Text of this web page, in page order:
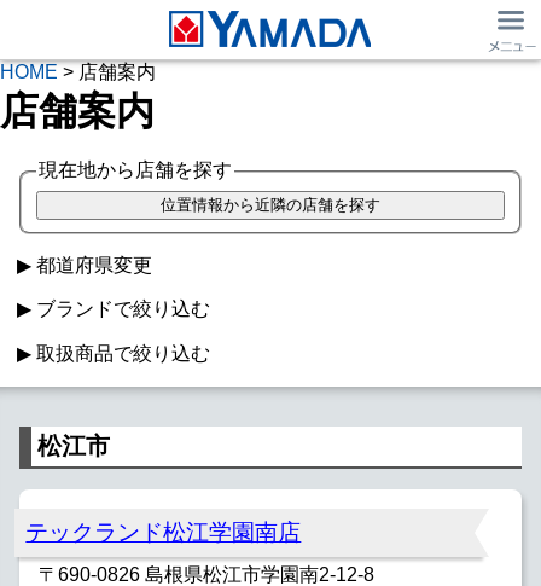
HOME > 店舗案内
店舗案内
現在地から店舗を探す
都道府県変更
ブランドで絞り込む
ヤマダデンキ マツヤデンキ
フランチャイズ
取扱商品で絞り込む
iPad取扱
お酒 ドラッグ 書籍
松江市
テックランド松江学園南店
〒690-0826 島根県松江市学園南2-12-8